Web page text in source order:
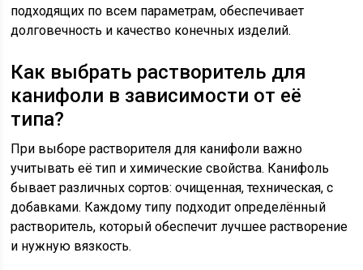
подходящих по всем параметрам, обеспечивает
долговечность и качество конечных изделий.
Как выбрать растворитель для
канифоли в зависимости от её
типа?
При выборе растворителя для канифоли важно
учитывать её тип и химические свойства. Канифоль
бывает различных сортов: очищенная, техническая, с
добавками. Каждому типу подходит определённый
растворитель, который обеспечит лучшее растворение
и нужную вязкость.